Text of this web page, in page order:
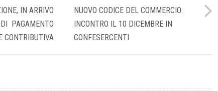
IN ARRIVO
PAGAMENTO
CONTRIBUTIVA
NUOVO CODICE DEL COMMERCIO:
INCONTRO IL 10 DICEMBRE IN
CONFESERCENTI